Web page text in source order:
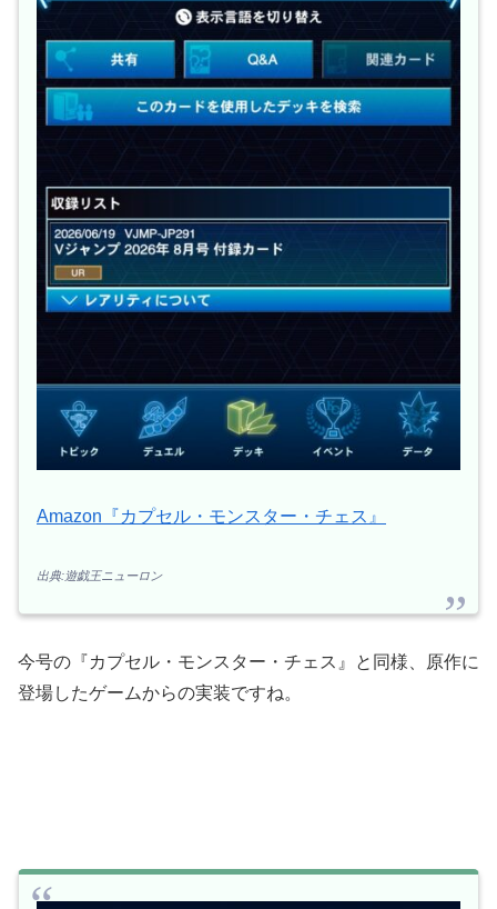
Amazon『カプセル・モンスター・チェス』
出典:遊戯王ニューロン
今号の『カプセル・モンスター・チェス』と同様、原作に
登場したゲームからの実装ですね。